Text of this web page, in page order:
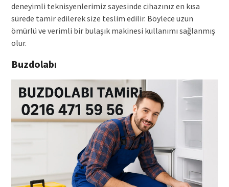
deneyimli teknisyenlerimiz sayesinde cihazınız en kısa
sürede tamir edilerek size teslim edilir. Böylece uzun
ömürlü ve verimli bir bulaşık makinesi kullanımı sağlanmış
olur.
Buzdolabı